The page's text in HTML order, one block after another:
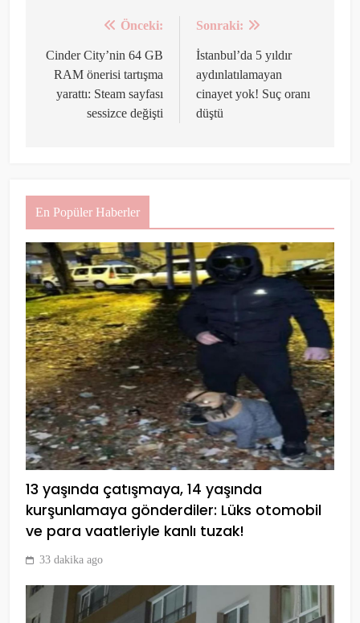
gezinmesi
Önceki:
Cinder City’nin 64 GB
RAM önerisi tartışma
yarattı: Steam sayfası
sessizce değişti
Sonraki:
İstanbul’da 5 yıldır
aydınlatılamayan
cinayet yok! Suç oranı
düştü
En Popüler Haberler
13 yaşında çatışmaya, 14 yaşında
kurşunlamaya gönderdiler: Lüks otomobil
ve para vaatleriyle kanlı tuzak!
33 dakika ago
7
Fenerbahçe Beko,
EuroLeague’de Final Four’da!
SPOR
SPOR